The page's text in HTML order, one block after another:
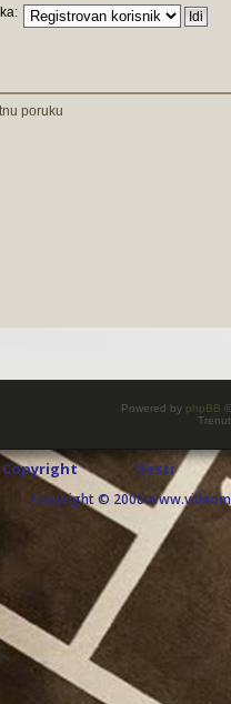
poruku
Powered by phpBB
Copyright Vesti
Copyright © 2008